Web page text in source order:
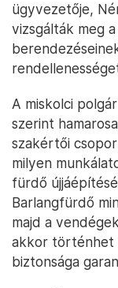
ügyvezetője,
vizsgálták meg
A miskolci
szerint
szakértői
milyen
fürdő
Barlangfürdő
majd a
akkor történhet
biztonsága